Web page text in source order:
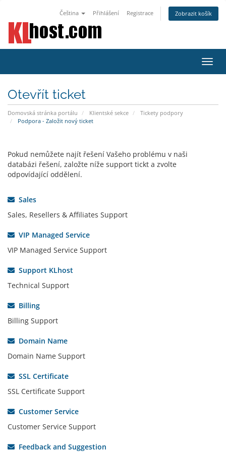
Čeština Přihlášení Registrace Zobrazit košík
Otevřít ticket
Domovská stránka portálu Klientské sekce
Tickety podpory
Podpora - Založit nový ticket
Pokud nemůžete najít řešení Vašeho problému v naši
databázi řešení, založte níže support tickt a zvolte
odpovídající oddělení.
Sales
Sales, Resellers & Affiliates Support
VIP Managed Service
VIP Managed Service Support
Support KLhost
Technical Support
Billing
Billing Support
Domain Name
Domain Name Support
SSL Certificate
SSL Certificate Support
Customer Service
Customer Service Support
Feedback and Suggestion